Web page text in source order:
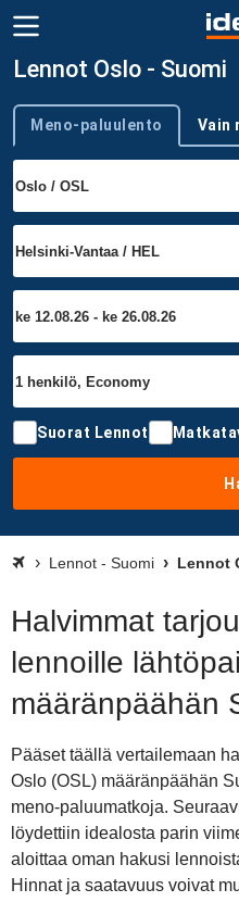
Lennot Oslo - Suomi
Trip type
Meno-paluulento Vain
Suorat Lennot
Lennot - Suomi Lennot
Halvimmat
lennoille
määränpäähän
Pääset täällä vertailemaan
Oslo (OSL) määränpäähän
meno-paluumatkoja.
löydettiin idealosta parin
aloittaa oman hakusi
Hinnat ja saatavuus voivat